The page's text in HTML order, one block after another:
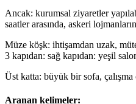
Ancak: kurumsal ziyaretler
saatler arasında, askeri
Müze köşk: ihtişamdan uzak,
3 kapıdan: sağ kapıdan: yeşil
Üst katta: büyük bir sofa, çalışma
Aranan kelimeler: